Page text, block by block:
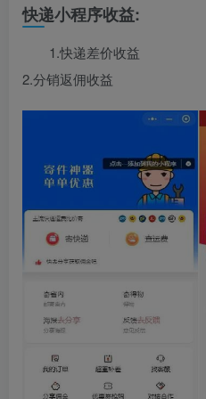
快递小程序收益:
1.快递差价收益
2.分销返佣收益